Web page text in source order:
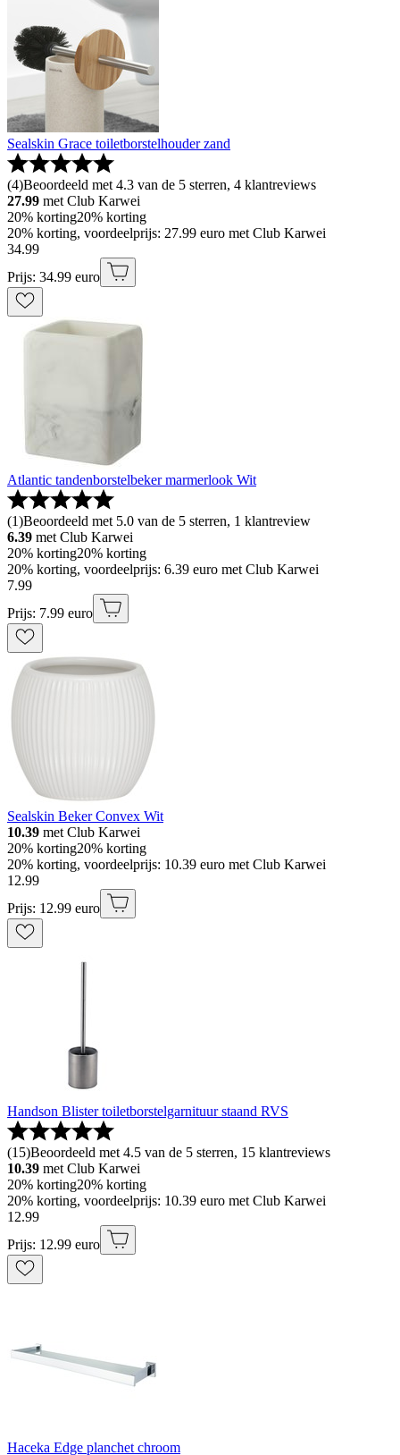
Sealskin Grace toiletborstelhouder zand
(4)Beoordeeld met 4.3 van de 5 sterren, 4 klantreviews
27.99 met Club Karwei
20% korting20% korting
20% korting, voordeelprijs: 27.99 euro met Club Karwei
34.99
Prijs: 34.99 euro
Atlantic tandenborstelbeker marmerlook Wit
(1)Beoordeeld met 5.0 van de 5 sterren, 1 klantreview
6.39 met Club Karwei
20% korting20% korting
20% korting, voordeelprijs: 6.39 euro met Club Karwei
7.99
Prijs: 7.99 euro
Sealskin Beker Convex Wit
10.39 met Club Karwei
20% korting20% korting
20% korting, voordeelprijs: 10.39 euro met Club Karwei
12.99
Prijs: 12.99 euro
Handson Blister toiletborstelgarnituur staand RVS
(15)Beoordeeld met 4.5 van de 5 sterren, 15 klantreviews
10.39 met Club Karwei
20% korting20% korting
20% korting, voordeelprijs: 10.39 euro met Club Karwei
12.99
Prijs: 12.99 euro
Haceka Edge planchet chroom